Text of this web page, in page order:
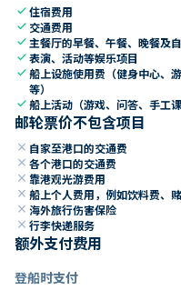
check住宿费用
check 交通费用
check 主餐厅的早餐、午餐、晚餐及
check表演、活动等娱乐项目
check船上设施使用费（健身中心、
等）
check船上活动（游戏、问答、手工课
邮轮票价不包含项目
close 自家至港口的交通费
close 各个港口的交通费
close 靠港观光游费用
close 船上个人费用，例如饮料费、
close 海外旅行伤害保险
close 行李快递服务
额外支付费用
登船时支付